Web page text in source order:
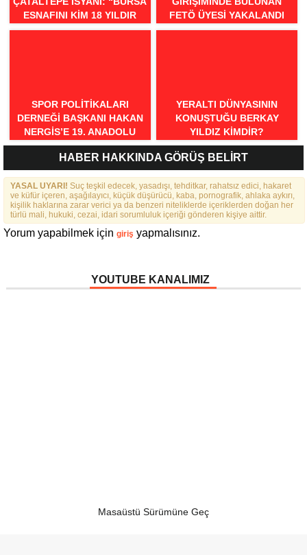
ESNAFINI KIM 18 YILDIR
MAĞDUR EDIYOR?”
FETÖ ÜYESI YAKALANDI
SPOR POLITIKALARI
DERNEĞI BAŞKANI HAKAN
NERGIS’E 19. ANADOLU
SPOR ÖDÜLLERI’NDE
“ÖRNEK DAVRANIŞ” ÖDÜLÜ
YERALTI DÜNYASININ
KONUŞTUĞU BERKAY
YILDIZ KIMDIR?
HABER HAKKINDA GÖRÜŞ BELİRT
YASAL UYARI! Suç teşkil edecek, yasadışı, tehditkar, rahatsız edici, hakaret
ve küfür içeren, aşağılayıcı, küçük düşürücü, kaba, pornografik, ahlaka aykırı,
kişilik haklarına zarar verici ya da benzeri niteliklerde içeriklerden doğan her
türlü mali, hukuki, cezai, idari sorumluluk içeriği gönderen kişiye aittir.
Yorum yapabilmek için giriş yapmalısınız.
YOUTUBE KANALIMIZ
Masaüstü Sürümüne Geç